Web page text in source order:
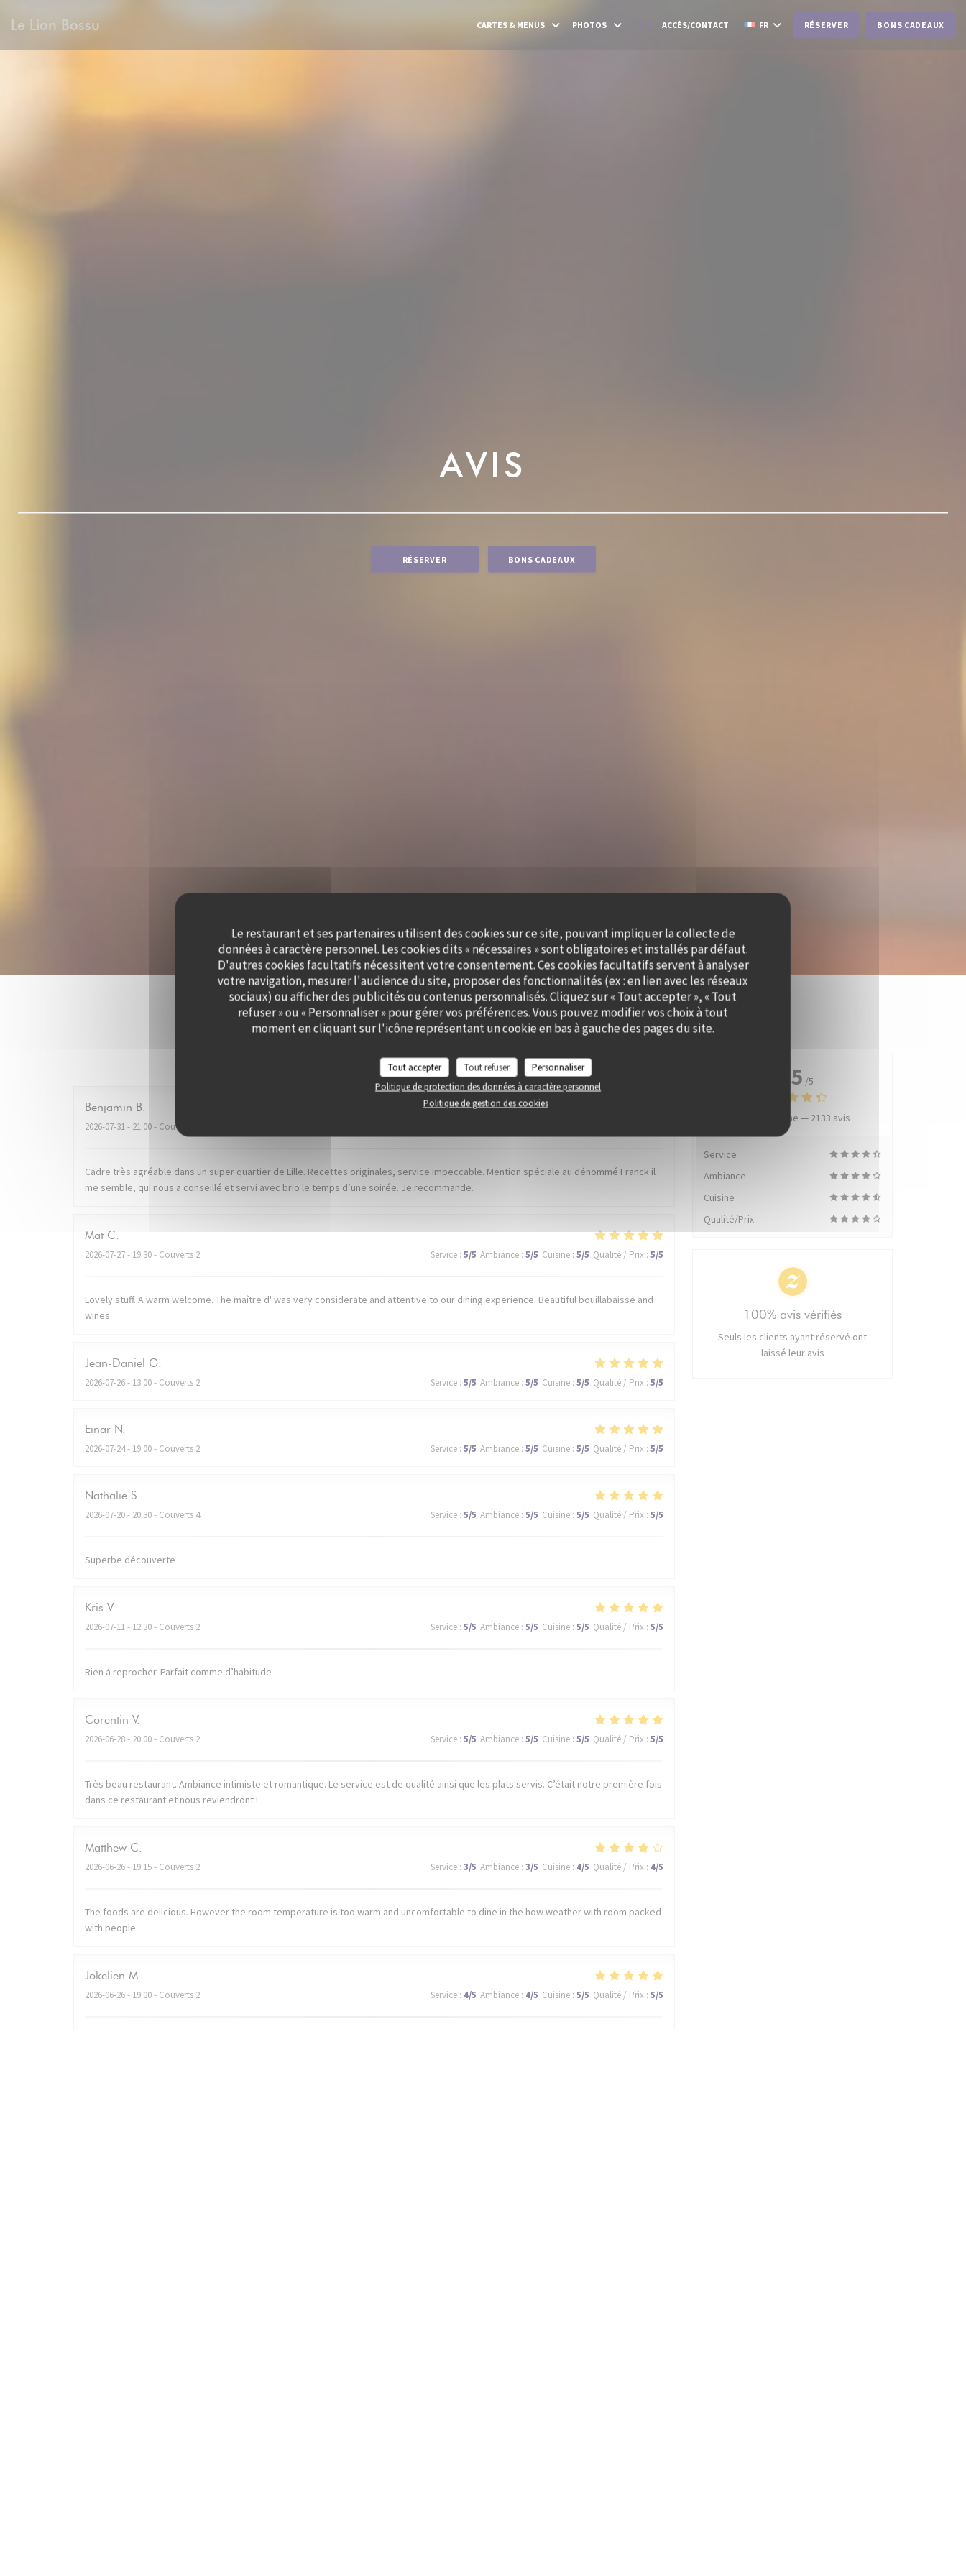
Le restaurant et ses partenaires utilisent des cookies sur ce site, pouvant impliquer la collecte de
données à caractère personnel. Les cookies dits « nécessaires » sont obligatoires et installés par défaut.
D'autres cookies facultatifs nécessitent votre consentement. Ces cookies facultatifs servent à analyser
votre navigation, mesurer l'audience du site, proposer des fonctionnalités (ex : en lien avec les réseaux
sociaux) ou afficher des publicités ou contenus personnalisés. Cliquez sur « Tout accepter », « Tout
refuser » ou « Personnaliser » pour gérer vos préférences. Vous pouvez modifier vos choix à tout
moment en cliquant sur l'icône représentant un cookie en bas à gauche des pages du site.
Tout accepter Tout refuser
Personnaliser
Politique de protection des données à caractère personnel
Politique de gestion des cookies
Le Lion Bossu CARTES & MENUS PHOTOS AVIS ACCÈS/CONTACT FR RÉSERVER BONS CADEAUX
AVIS
RÉSERVER BONS CADEAUX
Benjamin B
2026-07-31- 21:00 - Couverts 2
Cadre très agréable dans un super quartier de Lille. Recettes originales, service impeccable. Mention spéciale au dénommé Franck il
me semble, qui nous a conseillé et servi avec brio le temps d’une soirée. Je recommande.
Mat C
2026-07-27- 19:30 - Couverts 2 Service : 5/5 Ambiance : 5/5 Cuisine : 5/5 Qualité / Prix : 5/5
Lovely stuff. A warm welcome. The maître d' was very considerate and attentive to our dining experience. Beautiful bouillabaisse and
wines.
Jean-Daniel G
2026-07-26- 13:00 - Couverts 2 Service : 5/5 Ambiance : 5/5 Cuisine : 5/5 Qualité / Prix : 5/5
Einar N
2026-07-24- 19:00 - Couverts 2 Service : 5/5 Ambiance : 5/5 Cuisine : 5/5 Qualité / Prix : 5/5
Nathalie S
2026-07-20- 20:30 - Couverts 4 Service : 5/5 Ambiance : 5/5 Cuisine : 5/5 Qualité / Prix : 5/5
Superbe découverte
Kris V
2026-07-11- 12:30 - Couverts 2 Service : 5/5 Ambiance : 5/5 Cuisine : 5/5 Qualité / Prix : 5/5
Rien á reprocher. Parfait comme d’habitude
Corentin V
2026-06-28- 20:00 - Couverts 2 Service : 5/5 Ambiance : 5/5 Cuisine : 5/5 Qualité / Prix : 5/5
Très beau restaurant. Ambiance intimiste et romantique. Le service est de qualité ainsi que les plats servis. C’était notre première fois
dans ce restaurant et nous reviendront !
Matthew C
2026-06-26- 19:15 - Couverts 2 Service : 3/5 Ambiance : 3/5 Cuisine : 4/5 Qualité / Prix : 4/5
The foods are delicious. However the room temperature is too warm and uncomfortable to dine in the how weather with room packed
with people.
Jokelien M
2026-06-26- 19:00 - Couverts 2 Service : 4/5 Ambiance : 4/5 Cuisine : 5/5 Qualité / Prix : 5/5
4.5 /5
Note moyenne — 2133 avis
Service
Ambiance
Cuisine
Qualité/Prix
100% avis vérifiés
Seuls les clients ayant réservé ont
laissé leur avis